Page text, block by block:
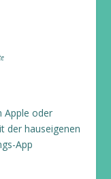
Apple oder
der hauseigenen
App